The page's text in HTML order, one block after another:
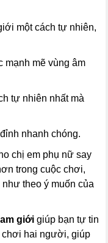
một cách tự nhiên,
mạnh mẽ vùng âm
tự nhiên nhất mà
nhanh chóng.
chị em phụ nữ say
trong cuộc chơi,
theo ý muốn của
giới giúp bạn tự tin
chơi hai người, giúp